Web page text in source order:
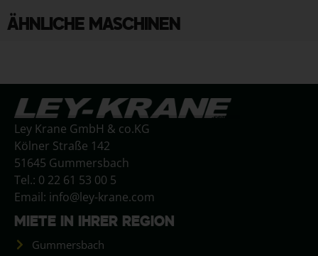
ÄHNLICHE MASCHINEN
Ley Krane GmbH & co.KG
Kölner Straße 142
51645 Gummersbach
Tel.: 0 22 61 53 00 5
Email: info@ley-krane.com
MIETE IN IHRER REGION
Gummersbach